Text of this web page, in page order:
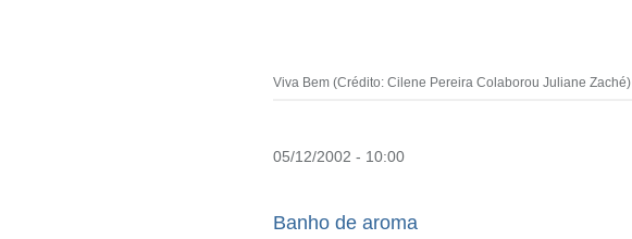
Viva Bem (Crédito: Cilene Pereira Colaborou Juliane Zaché)
05/12/2002 - 10:00
Banho de aroma